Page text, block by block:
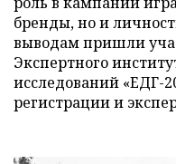
бренды, но и
выводам пришли
Экспертного
исследований «ЕДГ-
регистрации и